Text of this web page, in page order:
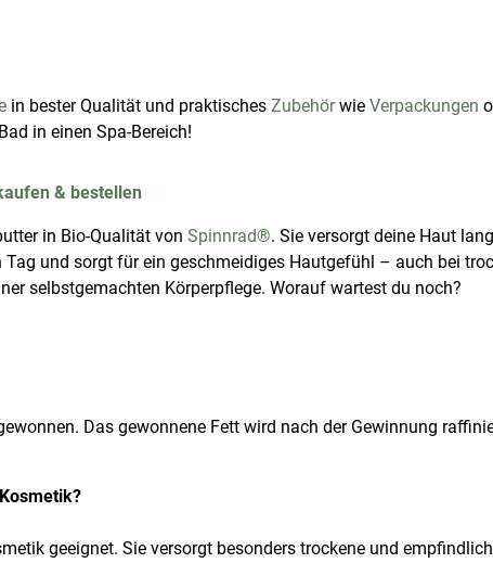
in bester Qualität und praktisches Zubehörwie Verpackungen
in einen Spa-Bereich!
& bestellen
in Bio-Qualität von Spinnrad®. Sie versorgt deine Haut
und sorgt für ein geschmeidiges Hautgefühl – auch bei
selbstgemachten Körperpflege. Worauf wartest du noch?
Das gewonnene Fett wird nach der Gewinnung
geeignet. Sie versorgt besonders trockene und